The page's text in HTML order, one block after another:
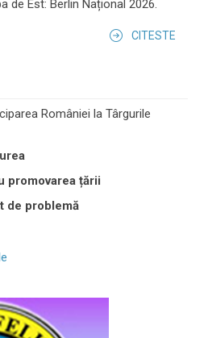
de Est: Berlin Național 2026.
CITESTE
României la Târgurile
promovarea țării
de problemă